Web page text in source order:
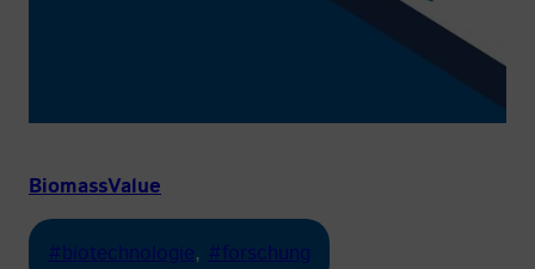
BiomassValue
#biotechnologie, #forschung